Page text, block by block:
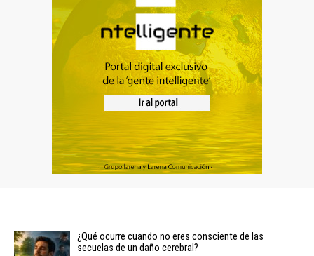
¿Qué ocurre cuando no eres consciente de las
secuelas de un daño cerebral?